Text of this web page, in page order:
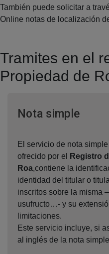
También puede solicitar a
Online notas de localización
Tramites en el
Propiedad de
Nota simple
El servicio de nota
ofrecido por el
Registro
Roa,contiene la
identidad del titular o
inscritos sobre la misma
usufructo…- y su
limitaciones.
Este servicio incluye, si
al inglés de la nota